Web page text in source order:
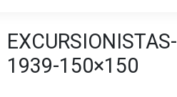
1939-150×150